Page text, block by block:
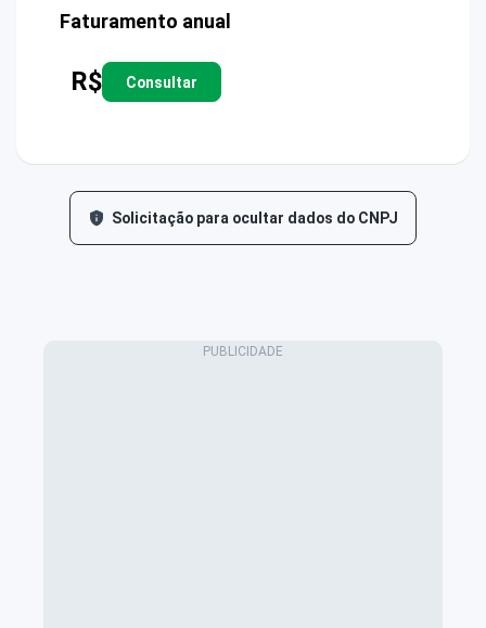
Faturamento anual
R$ Consultar
Solicitação para ocultar dados do CNPJ